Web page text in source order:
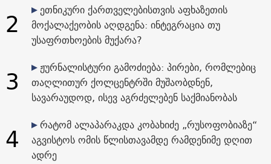
2
ეთნიკური ქართველებისთვის აფხაზეთის
მოქალაქეობის აღდგენა: ინტეგრაცია თუ
უსაფრთხოების მუქარა?
3
ჟურნალისტური გამოძიება: პირები, რომლებიც
თაღლითურ ქოლცენტრში მუშაობდნენ,
სავარაუდოდ, ისევ აგრძელებენ საქმიანობას
4
რატომ ალაპარაკდა კობახიძე „რუსოფობიაზე“
აგვისტოს ომის წლისთავამდე რამდენიმე დღით
ადრე